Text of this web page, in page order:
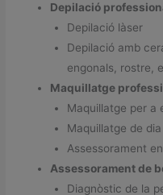
Depilació
Depilació làser
Depilació amb
engonals, rostre,
Maquillatge
Maquillatge per a
Maquillatge de
Assessorament
Assessorament de
Diagnòstic de la